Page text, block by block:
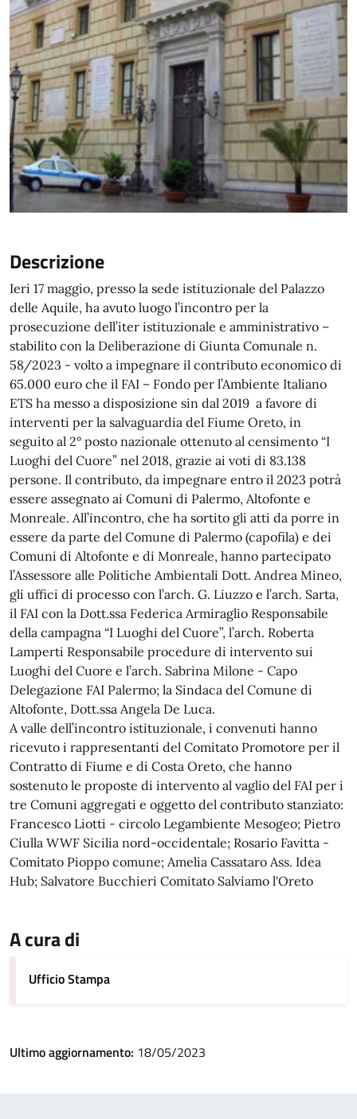
Descrizione
Ieri 17 maggio, presso la sede istituzionale del Palazzo
delle Aquile, ha avuto luogo l’incontro per la
prosecuzione dell’iter istituzionale e amministrativo –
stabilito con la Deliberazione di Giunta Comunale n.
58/2023 - volto a impegnare il contributo economico di
65.000 euro che il FAI – Fondo per l’Ambiente Italiano
ETS ha messo a disposizione sin dal 2019 a favore di
interventi per la salvaguardia del Fiume Oreto, in
seguito al 2° posto nazionale ottenuto al censimento “I
Luoghi del Cuore” nel 2018, grazie ai voti di 83.138
persone. Il contributo, da impegnare entro il 2023 potrà
essere assegnato ai Comuni di Palermo, Altofonte e
Monreale. All’incontro, che ha sortito gli atti da porre in
essere da parte del Comune di Palermo (capofila) e dei
Comuni di Altofonte e di Monreale, hanno partecipato
l’Assessore alle Politiche Ambientali Dott. Andrea Mineo,
gli uffici di processo con l’arch. G. Liuzzo e l’arch. Sarta,
il FAI con la Dott.ssa Federica Armiraglio Responsabile
della campagna “I Luoghi del Cuore”, l’arch. Roberta
Lamperti Responsabile procedure di intervento sui
Luoghi del Cuore e l’arch. Sabrina Milone - Capo
Delegazione FAI Palermo; la Sindaca del Comune di
Altofonte, Dott.ssa Angela De Luca.
A valle dell’incontro istituzionale, i convenuti hanno
ricevuto i rappresentanti del Comitato Promotore per il
Contratto di Fiume e di Costa Oreto, che hanno
sostenuto le proposte di intervento al vaglio del FAI per i
tre Comuni aggregati e oggetto del contributo stanziato:
Francesco Liotti - circolo Legambiente Mesogeo; Pietro
Ciulla WWF Sicilia nord-occidentale; Rosario Favitta -
Comitato Pioppo comune; Amelia Cassataro Ass. Idea
Hub; Salvatore Bucchieri Comitato Salviamo l'Oreto
A cura di
Ufficio Stampa
Ultimo aggiornamento: 18/05/2023